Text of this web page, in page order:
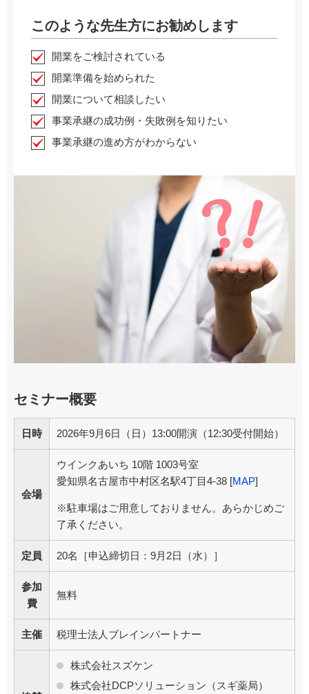
このような先生方にお勧めします
開業をご検討されている
開業準備を始められた
開業について相談したい
事業承継の成功例・失敗例を知りたい
事業承継の進め方がわからない
セミナー概要
日時 2026年9月6日（日）13:00開演（12:30受付開始）
会場
ウインクあいち 10階 1003号室
愛知県名古屋市中村区名駅4丁目4-38 [MAP]
※駐車場はご用意しておりません。あらかじめご
了承ください。
定員 20名［申込締切日：9月2日（水）］
参加
費
無料
主催 税理士法人ブレインパートナー
株式会社スズケン
株式会社DCPソリューション（スギ薬局）